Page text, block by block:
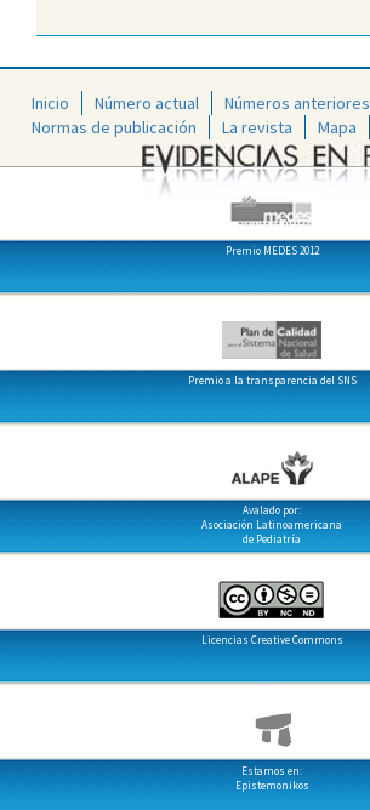
Inicio Número actual
Números anteriores
Normas de publicación
La revista Mapa
Premio MEDES 2012
Premio a la transparencia del SNS
Avalado por:
Asociación Latinoamericana
de Pediatría
Licencias Creative Commons
Estamos en:
Epistemonikos